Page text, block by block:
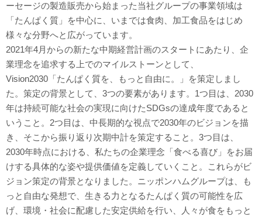
ーセージの製造販売から始まった当社グループの事業領域は
「たんぱく質」を中心に、いまでは食肉、加工食品をはじめ
様々な分野へと広がっています。
2021年4月からの新たな中期経営計画のスタートにあたり、企
業理念を追求する上でのマイルストーンとして、
Vision2030「たんぱく質を、もっと自由に。」を策定しまし
た。策定の背景として、3つの要素があります。1つ目は、2030
年は持続可能な社会の実現に向けたSDGsの達成年度であると
いうこと。2つ目は、中長期的な視点で2030年のビジョンを描
き、そこから振り返り次期中計を策定すること。3つ目は、
2030年時点における、私たちの企業理念「食べる喜び」をお届
けする具体的な姿や提供価値を定義していくこと。これらがビ
ジョン策定の背景となりました。ニッポンハムグループは、も
っと自由な発想で、生きる力となるたんぱく質の可能性を広
げ、環境・社会に配慮した安定供給を行い、人々が食をもっと